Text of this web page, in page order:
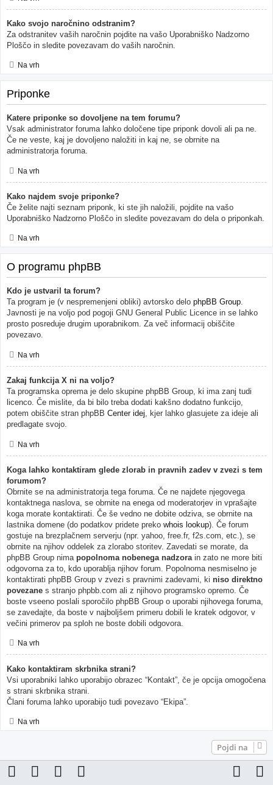
Kako svojo naročnino odstranim?
Za odstranitev vaših naročnin pojdite na vašo Uporabniško Nadzorno
Ploščo in sledite povezavam do vaših naročnin.
Na vrh
Priponke
Katere priponke so dovoljene na tem forumu?
Vsak administrator foruma lahko določene tipe priponk dovoli ali pa ne.
Če ne veste, kaj je dovoljeno naložiti in kaj ne, se obrnite na
administratorja foruma.
Na vrh
Kako najdem svoje priponke?
Če želite najti seznam priponk, ki ste jih naložili, pojdite na vašo
Uporabniško Nadzorno Ploščo in sledite povezavam do dela o priponkah.
Na vrh
O programu phpBB
Kdo je ustvaril ta forum?
Ta program je (v nespremenjeni obliki) avtorsko delo phpBB Group.
Javnosti je na voljo pod pogoji GNU General Public Licence in se lahko
prosto posreduje drugim uporabnikom. Za več informacij obiščite
povezavo.
Na vrh
Zakaj funkcija X ni na voljo?
Ta programska oprema je delo skupine phpBB Group, ki ima zanj tudi
licenco. Če mislite, da bi bilo treba dodati kakšno dodatno funkcijo,
potem obiščite stran phpBB Center idej, kjer lahko glasujete za ideje ali
predlagate svojo.
Na vrh
Koga lahko kontaktiram glede zlorab in pravnih zadev v zvezi s tem
forumom?
Obrnite se na administratorja tega foruma. Če ne najdete njegovega
kontaktnega naslova, se obrnite na enega od moderatorjev in vprašajte
koga morate kontaktirati. Če še vedno ne dobite odziva, se obrnite na
lastnika domene (do podatkov pridete preko whois lookup). Če forum
gostuje na brezplačnem serverju (npr. yahoo, free.fr, f2s.com, etc.), se
obrnite na njihov oddelek za zlorabo storitev. Zavedati se morate, da
phpBB Group nima popolnoma nobenega nadzora in zato ne more biti
odgovorna za to, kdo uporablja njihov forum. Popolnoma nesmiselno je
kontaktirati phpBB Group v zvezi s pravnimi zadevami, ki niso direktno
povezane s stranjo phpbb.com ali z njihovo programsko opremo. Če
boste vseeno poslali sporočilo phpBB Group o uporabi njihovega foruma,
se zavedajte, da boste v najboljšem primeru dobili le kratek odgovor, v
večini primerov pa sploh ne boste dobili odgovora.
Na vrh
Kako kontaktiram skrbnika strani?
Vsi uporabniki lahko uporabijo obrazec “Kontakt”, če je opcija omogočena
s strani skrbnika strani.
Člani foruma lahko uporabijo tudi povezavo “Ekipa”.
Na vrh
Pojdi na